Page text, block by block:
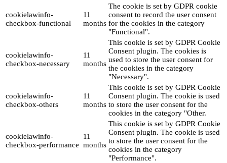
cookielawinfo-
checkbox-functional
11
months
The cookie is set by GDPR cookie
consent to record the user consent
for the cookies in the category
"Functional".
cookielawinfo-
checkbox-necessary
11
months
This cookie is set by GDPR Cookie
Consent plugin. The cookies is
used to store the user consent for
the cookies in the category
"Necessary".
cookielawinfo-
checkbox-others
11
months
This cookie is set by GDPR Cookie
Consent plugin. The cookie is used
to store the user consent for the
cookies in the category "Other.
cookielawinfo-
checkbox-performance
11
months
This cookie is set by GDPR Cookie
Consent plugin. The cookie is used
to store the user consent for the
cookies in the category
"Performance".